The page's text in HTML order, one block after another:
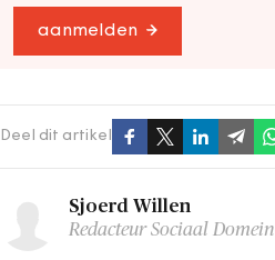
aanmelden
Deel dit artikel
Sjoerd Willen
Redacteur Sociaal Domein